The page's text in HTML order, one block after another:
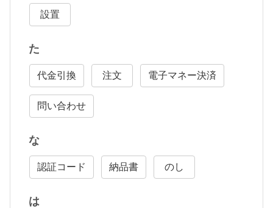
設置
た
代金引換 注文 電子マネー決済
問い合わせ
な
認証コード 納品書 のし
は